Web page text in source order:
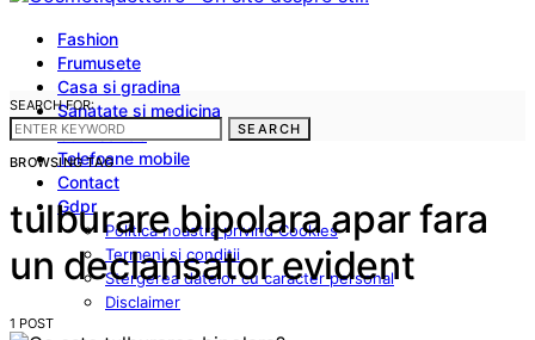
Fashion
Frumusete
Casa si gradina
Sanatate si medicina
Cum sa fac
Telefoane mobile
Contact
Gdpr
Politica noastra privind Cookies
Termeni si conditii
Stergerea datelor cu caracter personal
Disclaimer
SEARCH FOR:
SEARCH
BROWSING TAG
tulburare bipolara apar fara
un declansator evident
1 POST